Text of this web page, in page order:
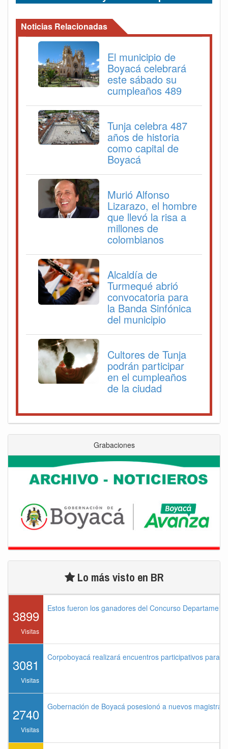
Noticias Relacionadas
El municipio de
Boyacá celebrará
este sábado su
cumpleaños 489
Tunja celebra 487
años de historia
como capital de
Boyacá
Murió Alfonso
Lizarazo, el hombre
que llevó la risa a
millones de
colombianos
Alcaldía de
Turmequé abrió
convocatoria para
la Banda Sinfónica
del municipio
Cultores de Tunja
podrán participar
en el cumpleaños
de la ciudad
Grabaciones
Lo más visto en BR
3899
Visitas
Estos fueron los ganadores del Concurso
3081
Visitas
Corpoboyacá realizará encuentros participativos para
2740
Visitas
Gobernación de Boyacá posesionó a nuevos